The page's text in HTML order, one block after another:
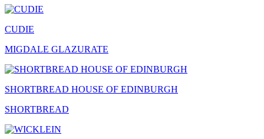
CUDIE
MIGDALE GLAZURATE
SHORTBREAD HOUSE OF EDINBURGH
SHORTBREAD